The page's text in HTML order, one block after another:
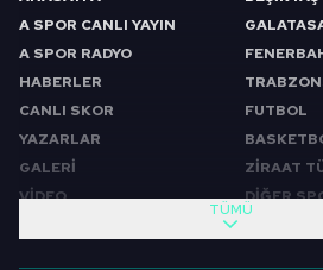
A SPOR CANLI YAYIN
A SPOR RADYO
HABERLER
CANLI SKOR
YAZARLAR
GALERİ
VİDEO
FUTBOL
ZİRAAT
DİĞER
TÜMÜ